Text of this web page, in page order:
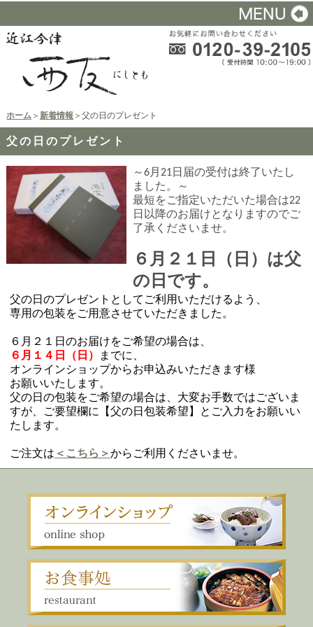
ホーム＞ 新着情報 ＞父の日のプレゼント
父の日のプレゼント
～6月21日届の受付は終了いたし
ました。～
最短をご指定いただいた場合は22
日以降のお届けとなりますのでご
了承くださいませ。
６月２１日（日）は父
の日です。
父の日のプレゼントとしてご利用いただけるよう、
専用の包装をご用意させていただきました。
６月２１日のお届けをご希望の場合は、
６月１４日（日）
までに、
オンラインショップからお申込みいただきます様
お願いいたします。
父の日の包装をご希望の場合は、大変お手数ではございま
すが、ご要望欄に【父の日包装希望】とご入力をお願いい
たします。
ご注文は ＜こちら＞からご利用くださいませ。